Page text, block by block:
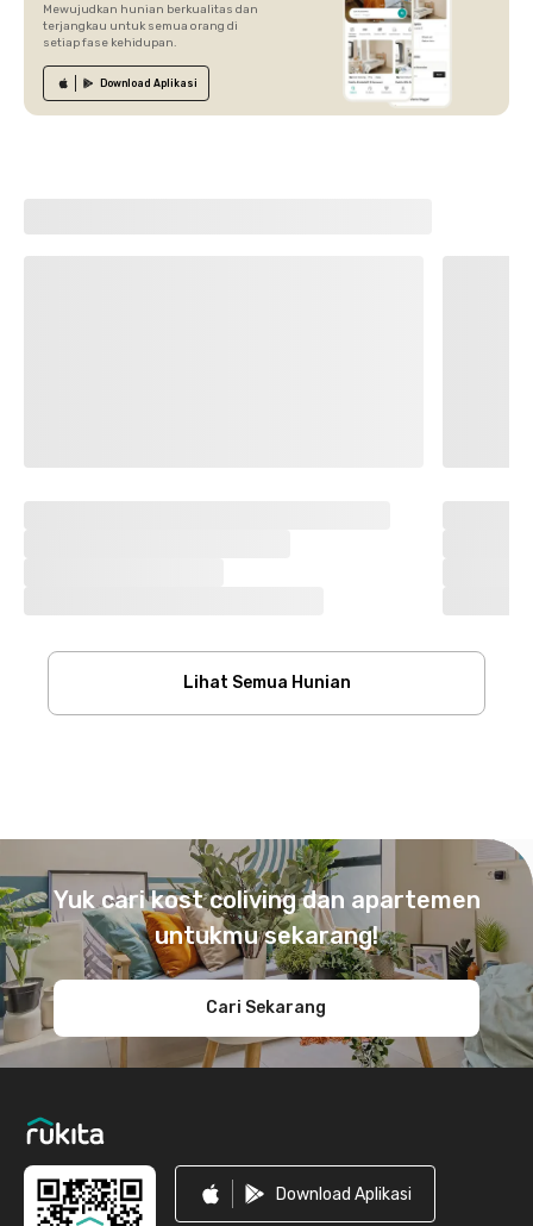
Mewujudkan hunian berkualitas dan
terjangkau untuk semua orang di
setiap fase kehidupan.
Download Aplikasi
Lihat Semua Hunian
Yuk cari kost coliving dan apartemen
untukmu sekarang!
Cari Sekarang
Download Aplikasi